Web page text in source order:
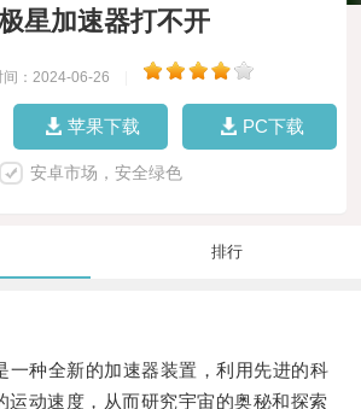
星加速器打不开
间：2024-06-26
苹果下载 PC下载
安卓市场，安全绿色
排行
种全新的加速器装置，利用先进的科
运动速度，从而研究宇宙的奥秘和探索